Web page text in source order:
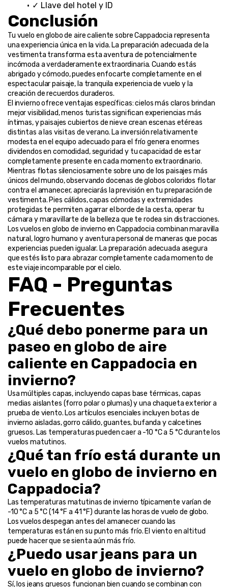
✓ Llave del hotel y ID
Conclusión
Tu vuelo en globo de aire caliente sobre Cappadocia representa
una experiencia única en la vida. La preparación adecuada de la
vestimenta transforma esta aventura de potencialmente
incómoda a verdaderamente extraordinaria. Cuando estás
abrigado y cómodo, puedes enfocarte completamente en el
espectacular paisaje, la tranquila experiencia de vuelo y la
creación de recuerdos duraderos.
El invierno ofrece ventajas específicas: cielos más claros brindan
mejor visibilidad, menos turistas significan experiencias más
íntimas, y paisajes cubiertos de nieve crean escenas etéreas
distintas a las visitas de verano. La inversión relativamente
modesta en el equipo adecuado para el frío genera enormes
dividendos en comodidad, seguridad y tu capacidad de estar
completamente presente en cada momento extraordinario.
Mientras flotas silenciosamente sobre uno de los paisajes más
únicos del mundo, observando docenas de globos coloridos flotar
contra el amanecer, apreciarás la previsión en tu preparación de
vestimenta. Pies cálidos, capas cómodas y extremidades
protegidas te permiten agarrar el borde de la cesta, operar tu
cámara y maravillarte de la belleza que te rodea sin distracciones.
Los vuelos en globo de invierno en Cappadocia combinan maravilla
natural, logro humano y aventura personal de maneras que pocas
experiencias pueden igualar. La preparación adecuada asegura
que estés listo para abrazar completamente cada momento de
este viaje incomparable por el cielo.
FAQ - Preguntas
Frecuentes
¿Qué debo ponerme para un
paseo en globo de aire
caliente en Cappadocia en
invierno?
Usa múltiples capas, incluyendo capas base térmicas, capas
medias aislantes (forro polar o plumas) y una chaqueta exterior a
prueba de viento. Los artículos esenciales incluyen botas de
invierno aisladas, gorro cálido, guantes, bufanda y calcetines
gruesos. Las temperaturas pueden caer a -10 °C a 5 °C durante los
vuelos matutinos.
¿Qué tan frío está durante un
vuelo en globo de invierno en
Cappadocia?
Las temperaturas matutinas de invierno típicamente varían de
-10 °C a 5 °C (14 °F a 41 °F) durante las horas de vuelo de globo.
Los vuelos despegan antes del amanecer cuando las
temperaturas están en su punto más frío. El viento en altitud
puede hacer que se sienta aún más frío.
¿Puedo usar jeans para un
vuelo en globo de invierno?
Sí, los jeans gruesos funcionan bien cuando se combinan con